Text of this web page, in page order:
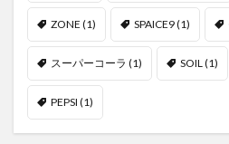
ZONE (1) SPAICE9(1)
スーパーコーラ (1) SOIL (1)
PEPSI (1)